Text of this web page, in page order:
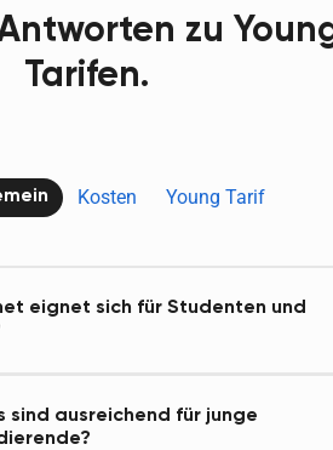
zu
Tarifen.
Kosten Young Tarif
eignet sich für Studenten und
sind ausreichend für junge